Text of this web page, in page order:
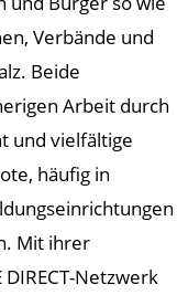
Verbände und
Beide
Arbeit durch
und vielfältige
häufig in
Mit ihrer
Netzwerk